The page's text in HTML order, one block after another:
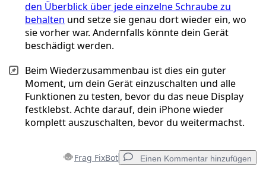
den Überblick über jede einzelne Schraube zu
behalten und setze sie genau dort wieder ein, wo
sie vorher war. Andernfalls könnte dein Gerät
beschädigt werden.
Beim Wiederzusammenbau ist dies ein guter
Moment, um dein Gerät einzuschalten und alle
Funktionen zu testen, bevor du das neue Display
festklebst. Achte darauf, dein iPhone wieder
komplett auszuschalten, bevor du weitermachst.
Frag FixBot Einen Kommentar hinzufügen